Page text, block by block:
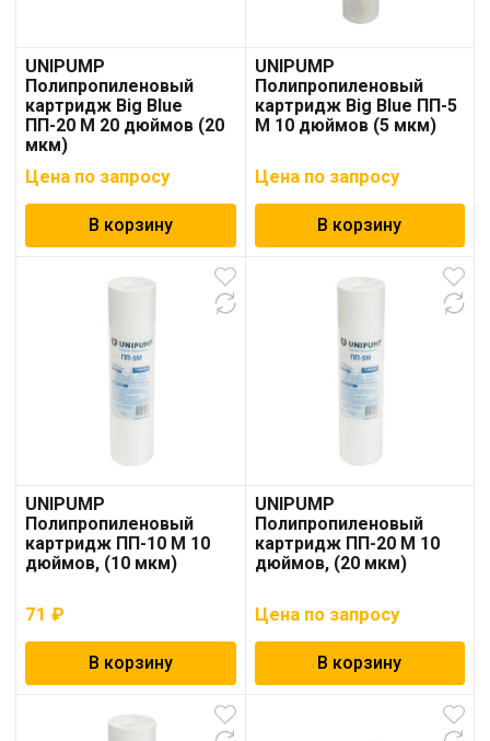
UNIPUMP
Полипропиленовый
картридж Big Blue
ПП-20 М 20 дюймов (20
мкм)
Цена по запросу
В корзину
UNIPUMP
Полипропиленовый
картридж Big Blue ПП-5
М 10 дюймов (5 мкм)
Цена по запросу
В корзину
UNIPUMP
Полипропиленовый
картридж ПП-10 М 10
дюймов, (10 мкм)
71 ₽
В корзину
UNIPUMP
Полипропиленовый
картридж ПП-20 М 10
дюймов, (20 мкм)
Цена по запросу
В корзину